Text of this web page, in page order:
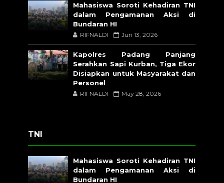
Mahasiswa Soroti Kehadiran TNI
dalam Pengamanan Aksi di
Bundaran HI
RIFNALDI Jun 13, 2026
Kapolres Padang Panjang
Serahkan Sapi Kurban, Tiga Ekor
Disiapkan untuk Masyarakat dan
Personel
RIFNALDI May 28, 2026
TNI
Mahasiswa Soroti Kehadiran TNI
dalam Pengamanan Aksi di
Bundaran HI